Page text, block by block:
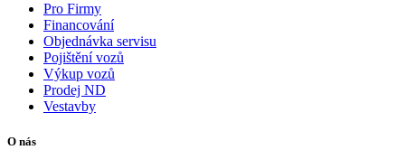
Pro Firmy
Financování
Objednávka servisu
Pojištění vozů
Výkup vozů
Prodej ND
Vestavby
O nás